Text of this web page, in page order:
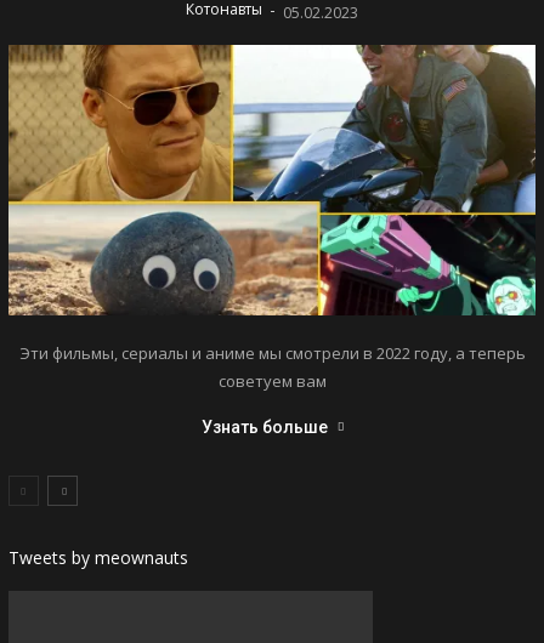
Котонавты - 05.02.2023
Эти фильмы, сериалы и аниме мы смотрели в 2022 году, а теперь
советуем вам
Узнать больше
Tweets by meownauts